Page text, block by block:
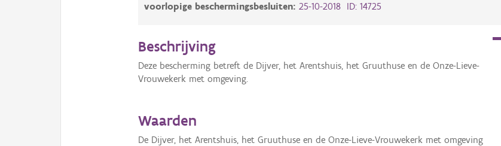
voorlopige beschermingsbesluiten:25-10-2018 ID: 14725
Beschrijving
Deze bescherming betreft de Dijver, het Arentshuis, het Gruuthuse en de Onze-Lieve-
Vrouwekerk met omgeving.
Waarden
De Dijver, het Arentshuis, het Gruuthuse en de Onze-Lieve-Vrouwekerk met omgeving